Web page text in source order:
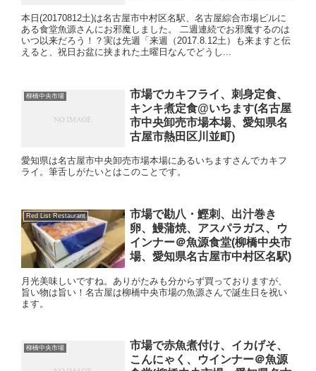
本日(20170812土)は名古屋市中村区名駅、名古屋綜合市場ビルに
ある食堂魚源さんにお邪魔しました。 二週連続でお邪魔するのは
いつ以来だろう！？実は先週「来週（2017.8.12土）も来ますと伝
えると、祝日お盆に挟まれた土曜日なんでどうし...
柳橋中央市場
市場でカキフライ、刺身定食、
キンキ煮定食@いちます(名古屋
市中央卸売市場本場、愛知県名
古屋市熱田区川並町)
愛知県は名古屋市中央卸売市場本場にあるいちますさんでカキフ
ライ。筆舌しがたいとはこのことです。
Red List Restaurant
市場で勘八・鰹刺、出汁巻き
卵、鰻蒲焼、アスパラガス、ウ
インナー＠魚源食堂(柳橋中央市
場、愛知県名古屋市中村区名駅)
月光美味しいですね。ありがたみも分からず買っておりますが、
旨い物は旨い！名古屋は柳橋中央市場の魚源さんで誕生日を祝い
ます。
柳橋中央市場
市場で赤魚煮付け、イカげそ、
こんにゃく、ウインナー＠魚源